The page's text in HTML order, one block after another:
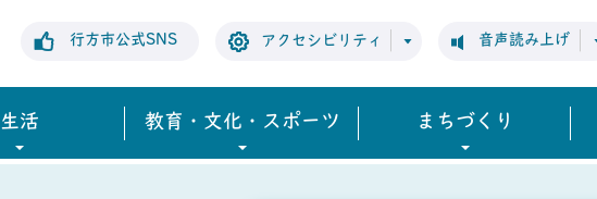
行方市公式SNS アクセシビリティ 音声読み上げ
生活 教育・文化・スポーツ まちづくり